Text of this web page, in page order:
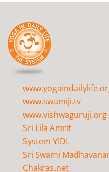
www.swamiji.tv
www.vishwaguruji.org
Sri Lila Amrit
System YIDL
Sri Swami
Chakras.net